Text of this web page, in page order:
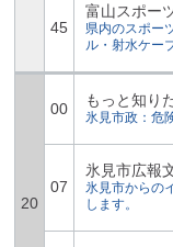
45
富山スポー
県内のスポー
ル・射水ケー
20
00 もっと知り
氷見市政：危
07
氷見市広報
氷見市からの
します。